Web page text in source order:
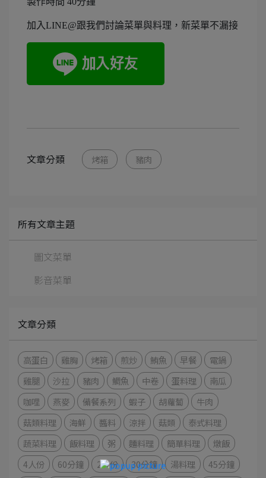
加入LINE@跟我們討論菜單與料理，新菜單不漏接
文章分類 烤箱 豬肉
所有文章主題
圖文菜單
影音菜單
文章分類
高蛋白 雞胸 烤箱 煎炒 鮪魚 早餐
電鍋
雞腿
沙拉 豬肉 鯛魚 中卷 蛋料理
南瓜
咖哩
燕麥 備餐系列 蝦子 胡蘿蔔
牛肉
菇類料理
海鮮 醬料 涼拌 菇類
泰式料理
蔬菜料理
飯料理 粥 麵料理 簡單料理
燉飯
4人份
60分鐘 2人份 30分鐘 湯料理
45分鐘